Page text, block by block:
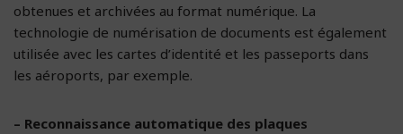
obtenues et archivées au format numérique. La
technologie de numérisation de documents est également
utilisée avec les cartes d’identité et les passeports dans
les aéroports, par exemple.
– Reconnaissance automatique des plaques